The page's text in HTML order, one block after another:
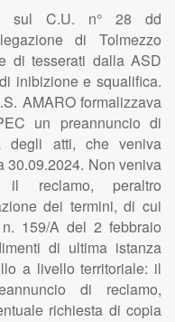
sul C.U. n° 28 dd
di Tolmezzo
di tesserati dalla ASD
inibizione e squalifica.
AMARO formalizzava
un preannuncio di
degli atti, che veniva
30.09.2024. Non veniva
il reclamo, peraltro
dei termini, di cui
159/A del 2 febbraio
di ultima istanza
a livello territoriale: il
di reclamo,
richiesta di copia